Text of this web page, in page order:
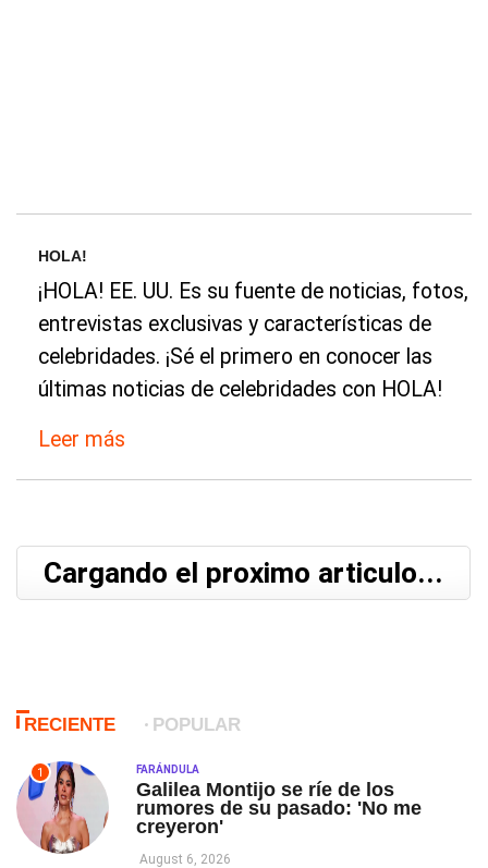
HOLA!
¡HOLA! EE. UU. Es su fuente de noticias, fotos,
entrevistas exclusivas y características de
celebridades. ¡Sé el primero en conocer las
últimas noticias de celebridades con HOLA!
Leer más
Cargando el proximo articulo...
RECIENTE POPULAR
1 FARÁNDULA
Galilea Montijo se ríe de los
rumores de su pasado: 'No me
creyeron'
August 6, 2026